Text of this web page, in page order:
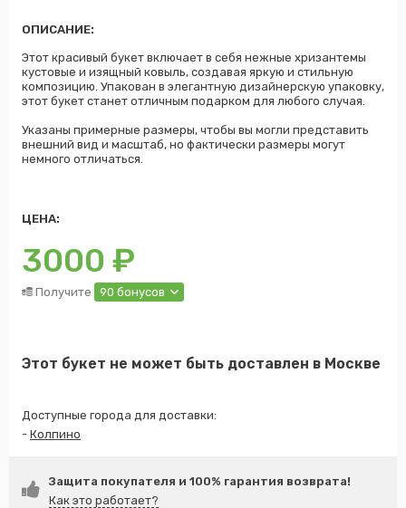
ОПИСАНИЕ:
Этот красивый букет включает в себя нежные хризантемы
кустовые и изящный ковыль, создавая яркую и стильную
композицию. Упакован в элегантную дизайнерскую упаковку,
этот букет станет отличным подарком для любого случая.
Указаны примерные размеры, чтобы вы могли представить
внешний вид и масштаб, но фактически размеры могут
немного отличаться.
ЦЕНА:
3000 ₽
Получите 90 бонусов
Этот букет не может быть доставлен в Москве
Доступные города для доставки:
Колпино
Защита покупателя и 100% гарантия возврата!
Как это работает?